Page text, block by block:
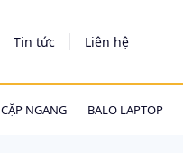
Tin tức Liên hệ
CẶP NGANG BALO LAPTOP